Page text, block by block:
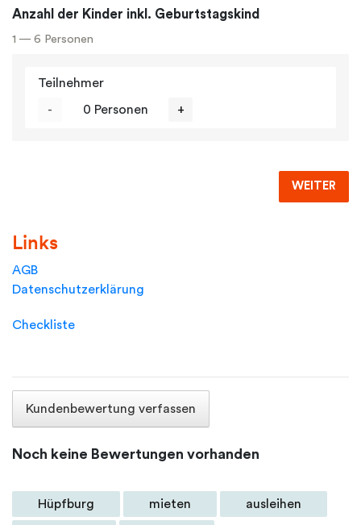
Anzahl der Kinder inkl. Geburtstagskind
1 — 6 Personen
Teilnehmer
- 0 Personen +
WEITER
Links
AGB
Datenschutzerklärung
Checkliste
Kundenbewertung verfassen
Noch keine Bewertungen vorhanden
Hüpfburg mieten ausleihen